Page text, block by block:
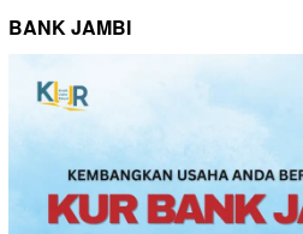
BANK JAMBI